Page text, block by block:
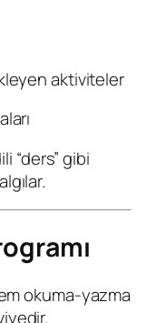
aktiviteler
“ders” gibi
okuma-yazma